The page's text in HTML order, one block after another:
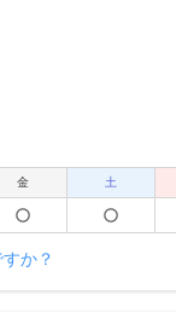
金 土
か？